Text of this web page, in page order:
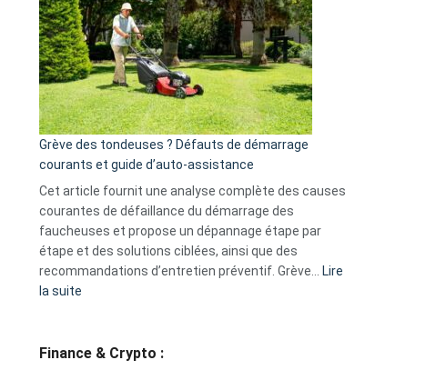
caméra
de
surveillance
?
5
avantages
essentiels
de
la
S330
eufy
Grève des tondeuses ? Défauts de démarrage
courants et guide d’auto-assistance
Cet article fournit une analyse complète des causes
courantes de défaillance du démarrage des
faucheuses et propose un dépannage étape par
étape et des solutions ciblées, ainsi que des
recommandations d’entretien préventif. Grève…
Lire
la suite
tondeuses
Finance & Crypto :